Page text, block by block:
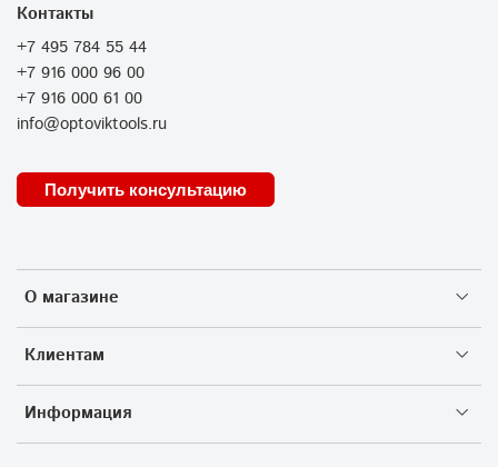
О магазине
Клиентам
Информация
Контакты
+7 495 784 55 44
+7 916 000 96 00
+7 916 000 61 00
info@optoviktools.ru
Получить консультацию